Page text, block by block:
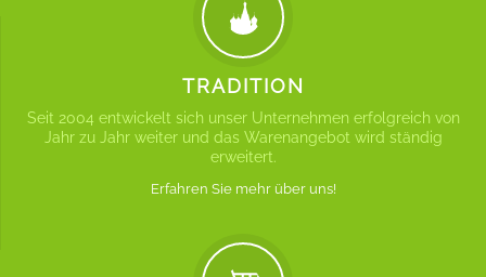
TRADITION
Seit 2004 entwickelt sich unser Unternehmen erfolgreich von
Jahr zu Jahr weiter und das Warenangebot wird ständig
erweitert.
Erfahren Sie mehr über uns!